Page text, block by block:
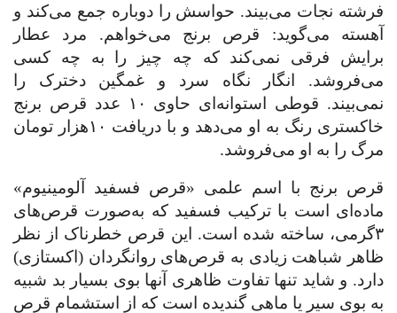
فرشته نجات می‌بیند. حواسش را دوباره جمع می‌کند و
آهسته می‌گوید: قرص برنج می‌خواهم. مرد عطار
برایش فرقی نمی‌کند که چه چیز را به چه کسی
می‌فروشد. انگار نگاه سرد و غمگین دخترک را
نمی‌بیند. قوطی استوانه‌ای حاوی ۱۰ عدد قرص برنج
خاکستری رنگ به او می‌دهد و با دریافت ۱۰‌هزار تومان
مرگ را به او می‌فروشد.
قرص برنج با اسم علمی «قرص فسفید آلومینیوم»
ماده‌ای است با ترکیب فسفید که به‌صورت قرص‌های
۳گرمی، ساخته شده است. این قرص خطرناک از نظر
ظاهر شباهت زیادی به قرص‌های روانگردان (اکستازی)
دارد. و شاید تنها تفاوت ظاهری آنها بوی بسیار بد شبیه
به بوی سیر یا ماهی گندیده است که از استشمام قرص